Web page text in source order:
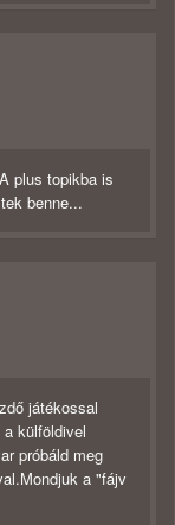
plus topikba is
benne...
játékossal
külföldivel
próbáld meg
a "fájv